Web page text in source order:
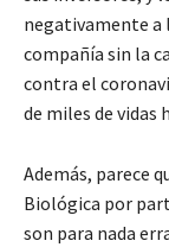
negativamente a
compañía sin la
contra el
de miles de vidas
Además, parece
Biológica por
son para nada